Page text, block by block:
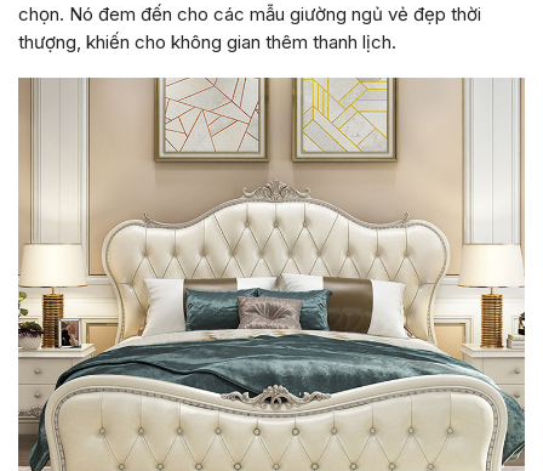
chọn. Nó đem đến cho các mẫu giường ngủ vẻ đẹp thời
thượng, khiến cho không gian thêm thanh lịch.